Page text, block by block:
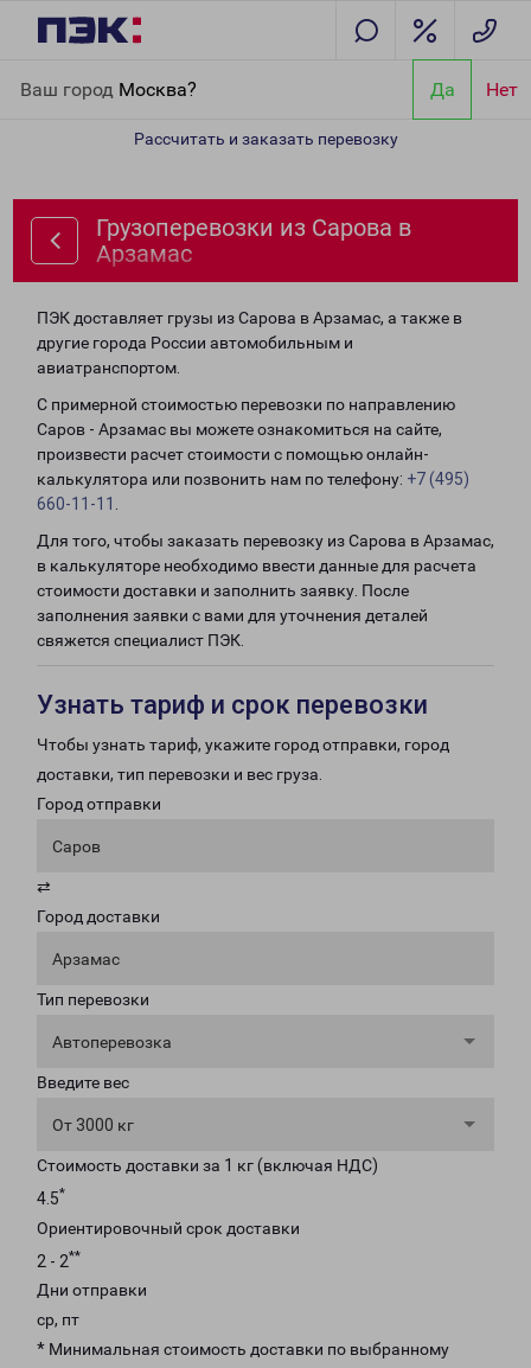
Ваш город Москва? Да Нет
Рассчитать и заказать перевозку
Грузоперевозки из Сарова в
Арзамас
ПЭК доставляет грузы из Сарова в Арзамас, а также в
другие города России автомобильным и
авиатранспортом.
С примерной стоимостью перевозки по направлению
Саров - Арзамас вы можете ознакомиться на сайте,
произвести расчет стоимости с помощью онлайн-
калькулятора или позвонить нам по телефону: +7 (495)
660-11-11
Для того, чтобы заказать перевозку из Сарова в Арзамас,
в калькуляторе необходимо ввести данные для расчета
стоимости доставки и заполнить заявку. После
заполнения заявки с вами для уточнения деталей
свяжется специалист ПЭК.
Узнать тариф и срок перевозки
Чтобы узнать тариф, укажите город отправки, город
доставки, тип перевозки и вес груза.
Город отправки
Саров
⇄
Город доставки
Арзамас
Тип перевозки
Автоперевозка
Введите вес
От 3000 кг
Стоимость доставки за 1 кг (включая НДС)
4.5*
Ориентировочный срок доставки
2 - 2**
Дни отправки
ср, пт
* Минимальная стоимость доставки по выбранному